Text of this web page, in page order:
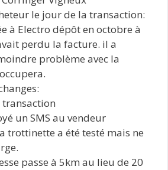
le jour de la transaction:
à Electro dépôt en octobre à
perdu la facture. il a
problème avec la
transaction
un SMS au vendeur
trottinette a été testé mais ne
passe à 5km au lieu de 20